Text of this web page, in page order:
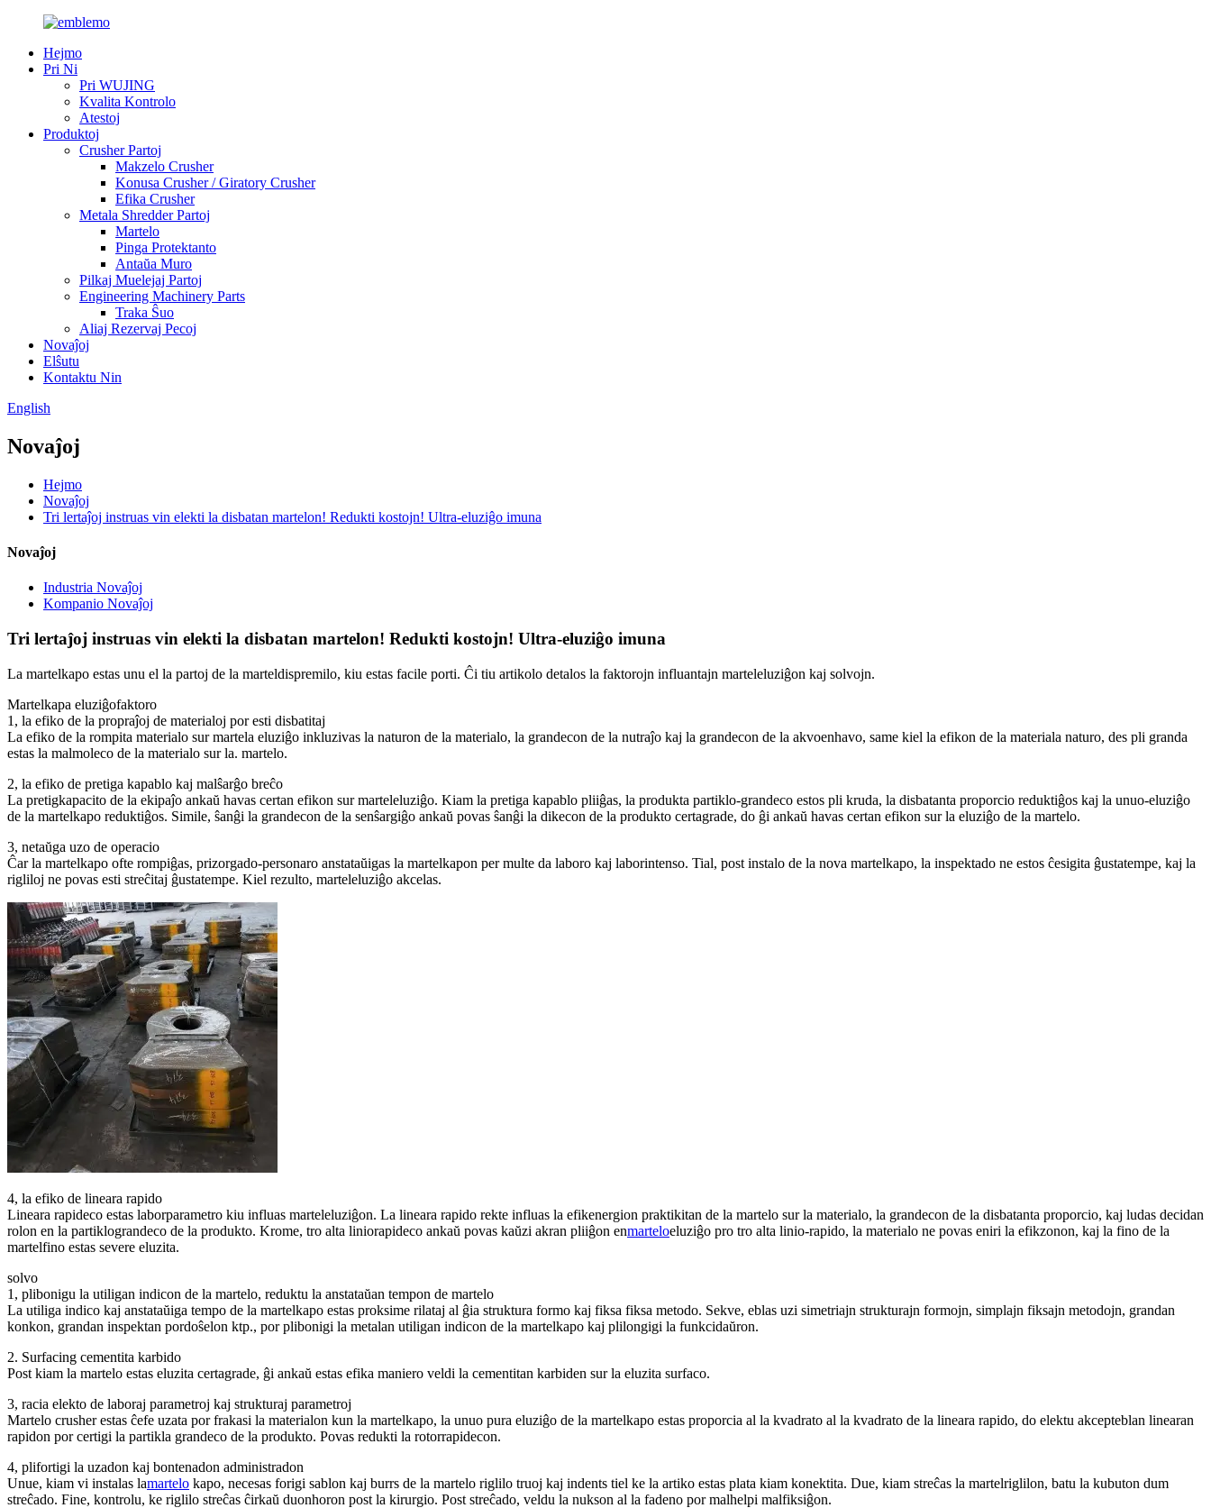
Hejmo
Pri Ni
Pri WUJING
Kvalita Kontrolo
Atestoj
Produktoj
Crusher Partoj
Makzelo Crusher
Konusa Crusher / Giratory Crusher
Efika Crusher
Metala Shredder Partoj
Martelo
Pinga Protektanto
Antaŭa Muro
Pilkaj Muelejaj Partoj
Engineering Machinery Parts
Traka Ŝuo
Aliaj Rezervaj Pecoj
Novaĵoj
Elŝutu
Kontaktu Nin
English
Novaĵoj
Hejmo
Novaĵoj
Tri lertaĵoj instruas vin elekti la disbatan martelon! Redukti kostojn! Ultra-eluziĝo imuna
Novaĵoj
Industria Novaĵoj
Kompanio Novaĵoj
Tri lertaĵoj instruas vin elekti la disbatan martelon! Redukti kostojn! Ultra-eluziĝo imuna
La martelkapo estas unu el la partoj de la marteldispremilo, kiu estas facile porti. Ĉi tiu artikolo detalos la faktorojn influantajn marteleluziĝon kaj solvojn.
Martelkapa eluziĝofaktoro
1, la efiko de la propraĵoj de materialoj por esti disbatitaj
La efiko de la rompita materialo sur martela eluziĝo inkluzivas la naturon de la materialo, la grandecon de la nutraĵo kaj la grandecon de la akvoenhavo, same kiel la efikon de la materiala naturo, des pli granda
estas la malmoleco de la materialo sur la. martelo.
2, la efiko de pretiga kapablo kaj malŝarĝo breĉo
La pretigkapacito de la ekipaĵo ankaŭ havas certan efikon sur marteleluziĝo. Kiam la pretiga kapablo pliiĝas, la produkta partiklo-grandeco estos pli kruda, la disbatanta proporcio reduktiĝos kaj la unuo-eluziĝo
de la martelkapo reduktiĝos. Simile, ŝanĝi la grandecon de la senŝargiĝo ankaŭ povas ŝanĝi la dikecon de la produkto certagrade, do ĝi ankaŭ havas certan efikon sur la eluziĝo de la martelo.
3, netaŭga uzo de operacio
Ĉar la martelkapo ofte rompiĝas, prizorgado-personaro anstataŭigas la martelkapon per multe da laboro kaj laborintenso. Tial, post instalo de la nova martelkapo, la inspektado ne estos ĉesigita ĝustatempe, kaj la
rigliloj ne povas esti streĉitaj ĝustatempe. Kiel rezulto, marteleluziĝo akcelas.
4, la efiko de lineara rapido
Lineara rapideco estas laborparametro kiu influas marteleluziĝon. La lineara rapido rekte influas la efikenergion praktikitan de la martelo sur la materialo, la grandecon de la disbatanta proporcio, kaj ludas decidan
rolon en la partiklograndeco de la produkto. Krome, tro alta liniorapideco ankaŭ povas kaŭzi akran pliiĝon enmarteloeluziĝo pro tro alta linio-rapido, la materialo ne povas eniri la efikzonon, kaj la fino de la
martelfino estas severe eluzita.
solvo
1, plibonigu la utiligan indicon de la martelo, reduktu la anstataŭan tempon de martelo
La utiliga indico kaj anstataŭiga tempo de la martelkapo estas proksime rilataj al ĝia struktura formo kaj fiksa fiksa metodo. Sekve, eblas uzi simetriajn strukturajn formojn, simplajn fiksajn metodojn, grandan
konkon, grandan inspektan pordoŝelon ktp., por plibonigi la metalan utiligan indicon de la martelkapo kaj plilongigi la funkcidaŭron.
2. Surfacing cementita karbido
Post kiam la martelo estas eluzita certagrade, ĝi ankaŭ estas efika maniero veldi la cementitan karbiden sur la eluzita surfaco.
3, racia elekto de laboraj parametroj kaj strukturaj parametroj
Martelo crusher estas ĉefe uzata por frakasi la materialon kun la martelkapo, la unuo pura eluziĝo de la martelkapo estas proporcia al la kvadrato al la kvadrato de la lineara rapido, do elektu akcepteblan linearan
rapidon por certigi la partikla grandeco de la produkto. Povas redukti la rotorrapidecon.
4, plifortigi la uzadon kaj bontenadon administradon
Unue, kiam vi instalas lamartelo kapo, necesas forigi sablon kaj burrs de la martelo riglilo truoj kaj indents tiel ke la artiko estas plata kiam konektita. Due, kiam streĉas la martelriglilon, batu la kubuton dum
streĉado. Fine, kontrolu, ke riglilo streĉas ĉirkaŭ duonhoron post la kirurgio. Post streĉado, veldu la nukson al la fadeno por malhelpi malfiksiĝon.